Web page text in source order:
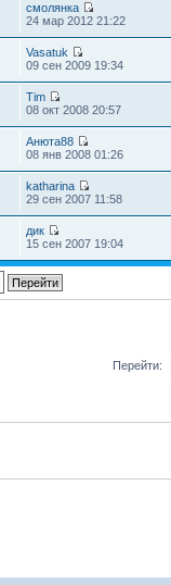
смолянка
24 мар 2012 21:22
Vasatuk
09 сен 2009 19:34
Tim
08 окт 2008 20:57
Анюта88
08 янв 2008 01:26
katharina
29 сен 2007 11:58
дик
15 сен 2007 19:04
Перейти: